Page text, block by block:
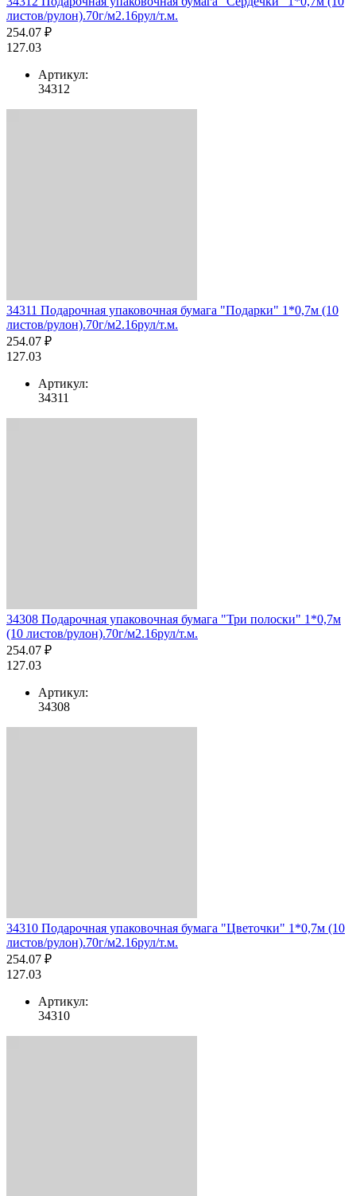
листов/рулон).70г/м2.16рул/т.м.
254.07 ₽
127.03
Артикул:
34312
34311 Подарочная упаковочная бумага "Подарки" 1*0,7м (10
листов/рулон).70г/м2.16рул/т.м.
254.07 ₽
127.03
Артикул:
34311
34308 Подарочная упаковочная бумага "Три полоски" 1*0,7м
(10 листов/рулон).70г/м2.16рул/т.м.
254.07 ₽
127.03
Артикул:
34308
34310 Подарочная упаковочная бумага "Цветочки" 1*0,7м (10
листов/рулон).70г/м2.16рул/т.м.
254.07 ₽
127.03
Артикул:
34310